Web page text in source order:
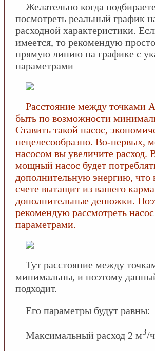
Желательно когда
посмотреть реальный график
расходной характеристики.
имеется, то рекомендую
прямую линию на графике с
параметрами
Расстояние между точками
быть по возможности
Ставить такой насос,
нецелесообразно. Во-первых,
насосом вы увеличите расход.
мощный насос будет
дополнительную энергию, что
счете вытащит из вашего
дополнительные денюжки.
рекомендую рассмотреть
параметрами.
Тут расстояние между
минимальны, и поэтому
подходит.
Его параметры будут равны:
Максимальный расход 2 м3/